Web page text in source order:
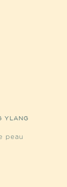
YLANG
peau